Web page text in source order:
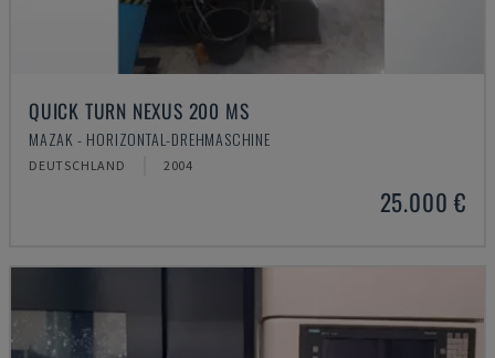
QUICK TURN NEXUS 200 MS
MAZAK - HORIZONTAL-DREHMASCHINE
DEUTSCHLAND 2004
25.000 €